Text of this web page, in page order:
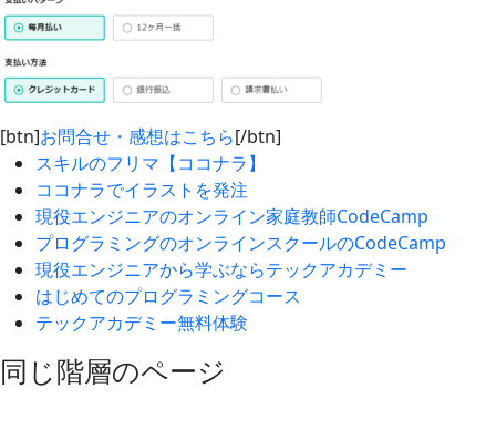
[btn]お問合せ・感想はこちら[/btn]
スキルのフリマ【ココナラ】
ココナラでイラストを発注
現役エンジニアのオンライン家庭教師CodeCamp
プログラミングのオンラインスクールのCodeCamp
現役エンジニアから学ぶならテックアカデミー
はじめてのプログラミングコース
テックアカデミー無料体験
同じ階層のページ